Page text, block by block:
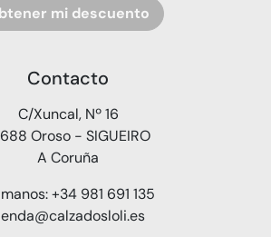
mi descuento
Contacto
C/Xuncal, Nº 16
Oroso - SIGUEIRO
A Coruña
+34 981 691 135